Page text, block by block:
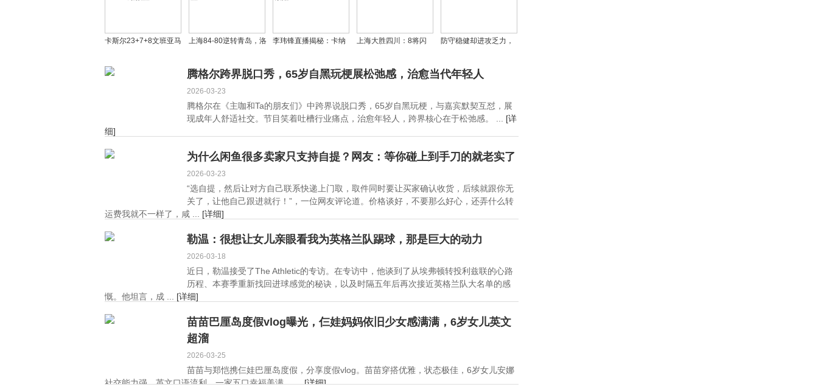
卡斯尔23+7+8文班亚马
迎两连胜，加兰25+10
上海84-80逆转青岛，洛
砍豪华数据难救主
李玮锋直播揭秘：卡纳
赞后爆发，离队未索赔
上海大胜四川：8将闪
力
防守稳健却进攻乏力，
突破自我
腾格尔跨界脱口秀，65岁自黑玩梗展松弛感，治愈当代年轻人
2026-03-23
腾格尔在《主咖和Ta的朋友们》中跨界说脱口秀，65岁自黑玩梗，与嘉宾默契互怼，展
现成年人舒适社交。节目笑着吐槽行业痛点，治愈年轻人，跨界核心在于松弛感。 ... [详
细]
为什么闲鱼很多卖家只支持自提？网友：等你碰上到手刀的就老实了
2026-03-23
“选自提，然后让对方自己联系快递上门取，取件同时要让买家确认收货，后续就跟你无
关了，让他自己跟进就行！”，一位网友评论道。价格谈好，不要那么好心，还弄什么转
运费‬我就不一样了，咸 ... [详细]
勒温：很想让女儿亲眼看我为英格兰队踢球，那是巨大的动力
2026-03-18
近日，勒温接受了The Athletic的专访。在专访中，他谈到了从埃弗顿转投利兹联的心路
历程、本赛季重新找回进球感觉的秘诀，以及时隔五年后再次接近英格兰队大名单的感
慨。他坦言，成 ... [详细]
苗苗巴厘岛度假vlog曝光，仨娃妈妈依旧少女感满满，6岁女儿英文
超溜
2026-03-25
苗苗与郑恺携仨娃巴厘岛度假，分享度假vlog。苗苗穿搭优雅，状态极佳，6岁女儿安娜
社交能力强，英文口语流利，一家五口幸福美满。 ...[详细]